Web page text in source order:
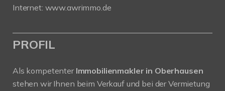
Internet: www.awrimmo.de
PROFIL
Als kompetenter Immobilienmakler in Oberhausen
stehen wir Ihnen beim Verkauf und bei der Vermietung